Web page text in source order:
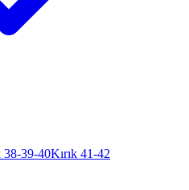
38-39-40Kırık 41-42